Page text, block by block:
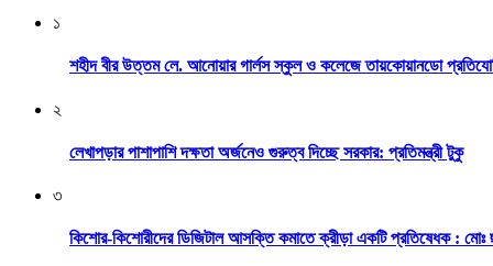
১
শহীদ বীর উত্তম লে. আনোয়ার গার্লস স্কুল ও কলেজে তায়কোয়ানডো
২
লেখাপড়ার পাশাপাশি দক্ষতা অর্জনেও গুরুত্ব দিচ্ছে সরকার: প্রতিমন্ত্রী টুকু
৩
কিশোর-কিশোরীদের ডিজিটাল আসক্তি কমাতে ক্রীড়া একটি প্রতিষেধক : মোঃ